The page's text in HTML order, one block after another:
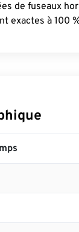
de fuseaux
exactes à 100